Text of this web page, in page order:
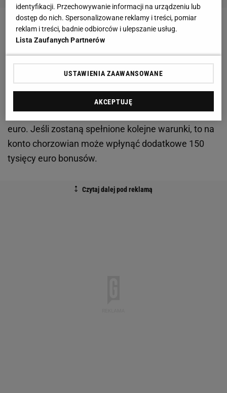
bo jest bardzo szybki i świetny technicznie - twierdzi
Di Marzio.
Włoski klub ma zapłacić za transfer 350 tysięcy
euro. Jeśli zostaną spełnione kolejne warunki, to na
konto chorzowian może wpłynąć dodatkowe 150
tysięcy euro bonusów.
identyfikacji. Przechowywanie informacji na urządzeniu lub
dostęp do nich. Spersonalizowane reklamy i treści, pomiar
reklam i treści, badnie odbiorców i ulepszanie usług.
Lista Zaufanych Partnerów
USTAWIENIA ZAAWANSOWANE
AKCEPTUJĘ